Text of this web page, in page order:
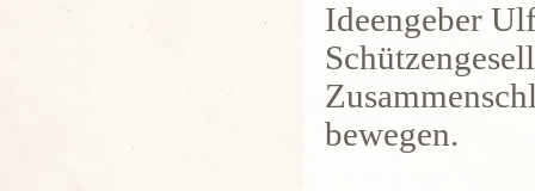
Ideengeber
bewegen.